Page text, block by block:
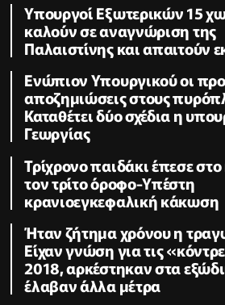
Υπουργοί Εξωτερικών 15
καλούν σε αναγνώριση της
Παλαιστίνης και απαιτούν
Ενώπιον Υπουργικού οι
αποζημιώσεις στους
Καταθέτει δύο σχέδια η
Γεωργίας
Τρίχρονο παιδάκι έπεσε
τον τρίτο όροφο-Υπέστη
κρανιοεγκεφαλική κάκωση
Ήταν ζήτημα χρόνου η
Είχαν γνώση για τις
2018, αρκέστηκαν στα
έλαβαν άλλα μέτρα